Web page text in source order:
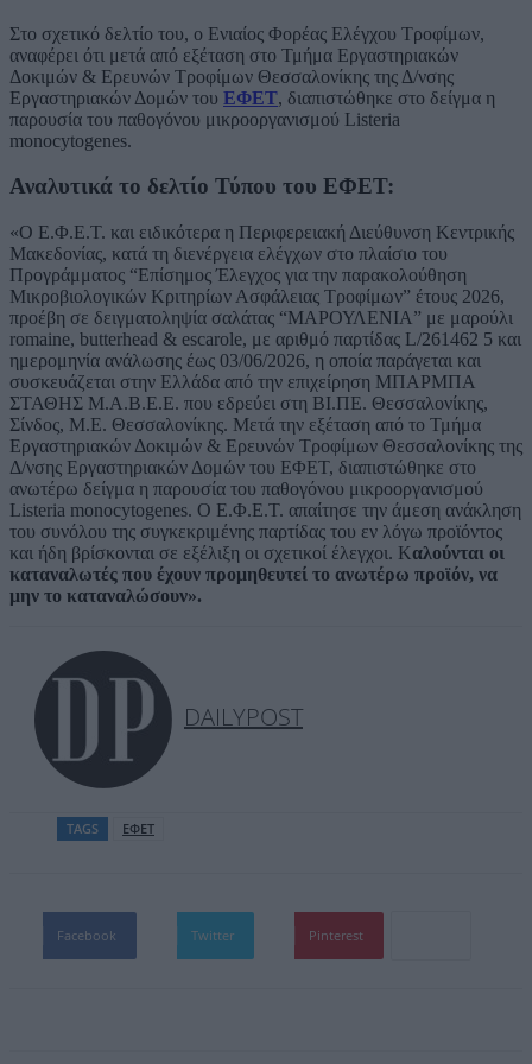
Στο σχετικό δελτίο του, ο Ενιαίος Φορέας Ελέγχου Τροφίμων,
αναφέρει ότι μετά από εξέταση στο Τμήμα Εργαστηριακών
Δοκιμών & Ερευνών Τροφίμων Θεσσαλονίκης της Δ/νσης
Εργαστηριακών Δομών του ΕΦΕΤ, διαπιστώθηκε στο δείγμα η
παρουσία του παθογόνου μικροοργανισμού Listeria
monocytogenes.
Αναλυτικά το δελτίο Τύπου του ΕΦΕΤ:
«Ο Ε.Φ.Ε.Τ. και ειδικότερα η Περιφερειακή Διεύθυνση Κεντρικής
Μακεδονίας, κατά τη διενέργεια ελέγχων στο πλαίσιο του
Προγράμματος “Επίσημος Έλεγχος για την παρακολούθηση
Μικροβιολογικών Κριτηρίων Ασφάλειας Τροφίμων” έτους 2026,
προέβη σε δειγματοληψία σαλάτας “ΜΑΡΟΥΛΕΝΙΑ” με μαρούλι
romaine, butterhead & escarole, με αριθμό παρτίδας L/261462 5 και
ημερομηνία ανάλωσης έως 03/06/2026, η οποία παράγεται και
συσκευάζεται στην Ελλάδα από την επιχείρηση ΜΠΑΡΜΠΑ
ΣΤΑΘΗΣ Μ.Α.Β.Ε.Ε. που εδρεύει στη ΒΙ.ΠΕ. Θεσσαλονίκης,
Σίνδος, Μ.Ε. Θεσσαλονίκης. Μετά την εξέταση από το Τμήμα
Εργαστηριακών Δοκιμών & Ερευνών Τροφίμων Θεσσαλονίκης της
Δ/νσης Εργαστηριακών Δομών του ΕΦΕΤ, διαπιστώθηκε στο
ανωτέρω δείγμα η παρουσία του παθογόνου μικροοργανισμού
Listeria monocytogenes. Ο Ε.Φ.Ε.Τ. απαίτησε την άμεση ανάκληση
του συνόλου της συγκεκριμένης παρτίδας του εν λόγω προϊόντος
και ήδη βρίσκονται σε εξέλιξη οι σχετικοί έλεγχοι. Καλούνται οι
καταναλωτές που έχουν προμηθευτεί το ανωτέρω προϊόν, να
μην το καταναλώσουν».
DAILYPOST
TAGS ΕΦΕΤ
Facebook Twitter Pinterest